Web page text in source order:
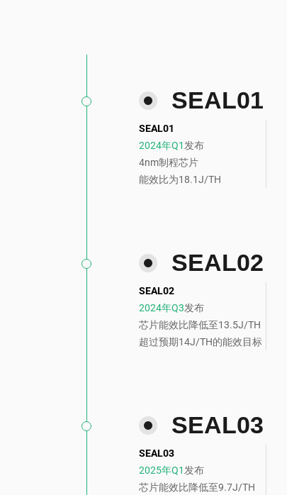
SEAL01
SEAL01
2024年Q1 发布
4nm制程芯片
能效比为18.1J/TH
SEAL02
SEAL02
2024年Q3发布
芯片能效比降低至13.5J/TH
超过预期14J/TH的能效目标
SEAL03
SEAL03
2025年Q1 发布
芯片能效比降低至9.7J/TH